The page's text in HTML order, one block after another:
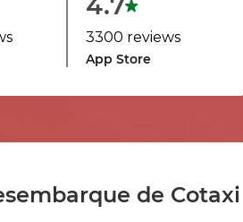
3300 reviews
App Store
de